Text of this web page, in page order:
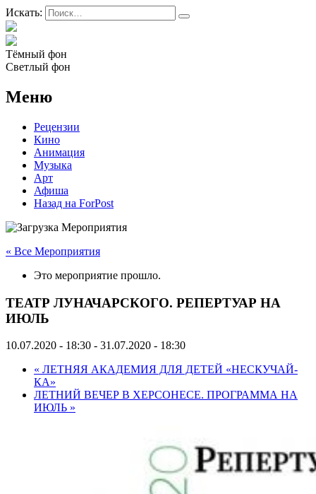
Искать:
Тёмный фон
Светлый фон
Меню
Рецензии
Кино
Анимация
Музыка
Арт
Афиша
Назад на ForPost
« Все Мероприятия
Это мероприятие прошло.
ТЕАТР ЛУНАЧАРСКОГО. РЕПЕРТУАР НА
ИЮЛЬ
10.07.2020 - 18:30 - 31.07.2020 - 18:30
« ЛЕТНЯЯ АКАДЕМИЯ ДЛЯ ДЕТЕЙ «НЕСКУЧАЙ-
КА»
ЛЕТНИЙ ВЕЧЕР В ХЕРСОНЕСЕ. ПРОГРАММА НА
ИЮЛЬ »